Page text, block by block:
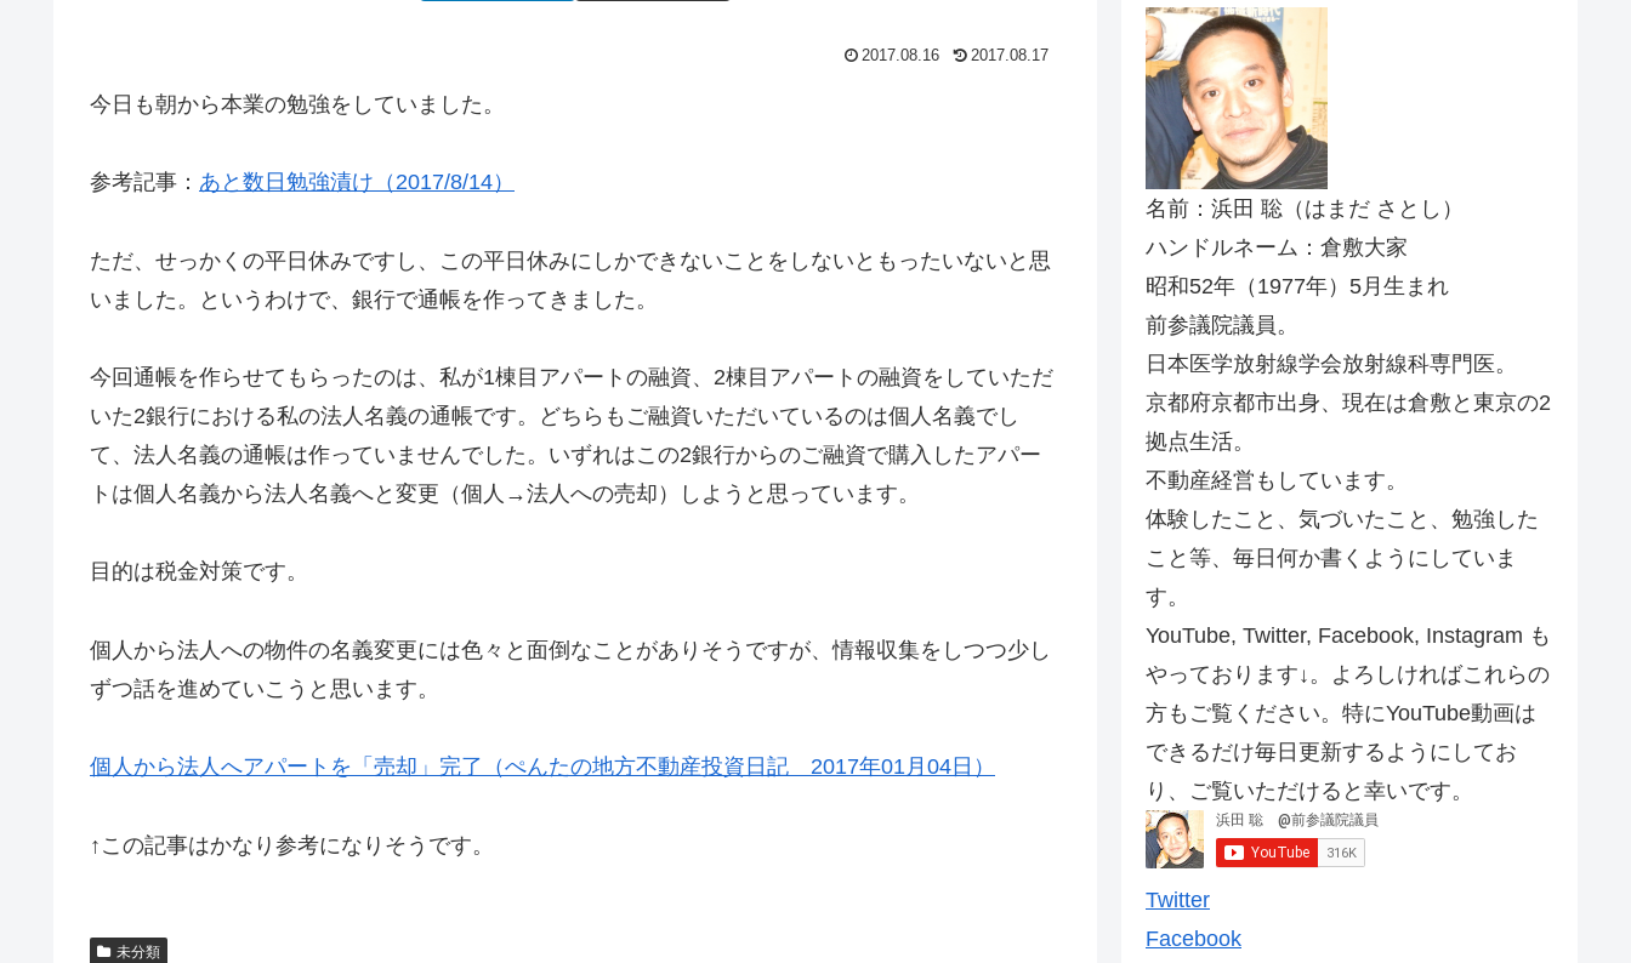
2017.08.16 2017.08.17
今日も朝から本業の勉強をしていました。
参考記事： あと数日勉強漬け（2017/8/14）
ただ、せっかくの平日休みですし、この平日休みにしかできないことをしないともったいないと思
いました。というわけで、銀行で通帳を作ってきました。
今回通帳を作らせてもらったのは、私が1棟目アパートの融資、2棟目アパートの融資をしていただ
いた2銀行における私の法人名義の通帳です。どちらもご融資いただいているのは個人名義でし
て、法人名義の通帳は作っていませんでした。いずれはこの2銀行からのご融資で購入したアパー
トは個人名義から法人名義へと変更（個人→法人への売却）しようと思っています。
目的は税金対策です。
個人から法人への物件の名義変更には色々と面倒なことがありそうですが、情報収集をしつつ少し
ずつ話を進めていこうと思います。
個人から法人へアパートを「売却」完了（ぺんたの地方不動産投資日記 2017年01月04日）
↑この記事はかなり参考になりそうです。
未分類
名前：浜田 聡（はまだ さとし）
ハンドルネーム：倉敷大家
昭和52年（1977年）5月生まれ
前参議院議員。
日本医学放射線学会放射線科専門医。
京都府京都市出身、現在は倉敷と東京の2
拠点生活。
不動産経営もしています。
体験したこと、気づいたこと、勉強した
こと等、毎日何か書くようにしていま
す。
YouTube, Twitter, Facebook, Instagram も
やっております↓。よろしければこれらの
方もご覧ください。特にYouTube動画は
できるだけ毎日更新するようにしてお
り、ご覧いただけると幸いです。
Twitter
Facebook